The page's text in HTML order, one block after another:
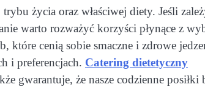
życia oraz właściwej diety. Jeśli
warto rozważyć korzyści płynące z
które cenią sobie smaczne i zdrowe
i preferencjach. Catering dietetyczny
gwarantuje, że nasze codzienne posiłki